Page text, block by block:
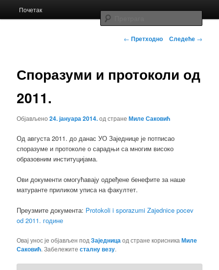
изборник
Скочи
садржај
Почетак
Кретање
← Претходно Следеће →
Споразуми и протоколи од
2011.
Објављено24. јануара 2014.од странеМиле Саковић
Од августа 2011. до данас УО Заједнице је потписао
споразуме и протоколе о сарадњи са многим високо
образовним институцијама.
Ови документи омогућавају одређене бенефите за наше
матуранте приликом уписа на факултет.
Преузмите документа: Protokoli i sporazumi Zajednice pocev
od 2011. године
Овај унос је објављен подЗаједницаод стране корисникаМиле
Саковић. Забележитесталну везу.